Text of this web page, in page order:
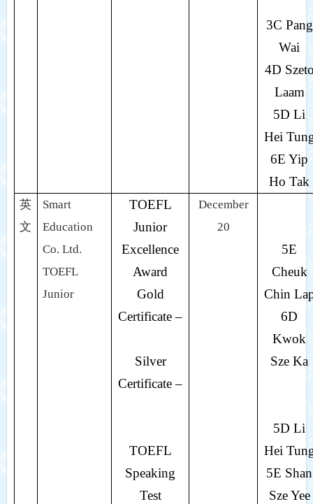
3C Pang
Wai
4D
Laam
5D Li
Hei
6E Yip
Ho Tak
英
文
Smart
Education
Co. Ltd.
TOEFL
Junior
TOEFL
Junior
Excellence
Award
Gold
Certificate –
Silver
Certificate –
TOEFL
Speaking
Test
December
20
5E
Cheuk
Chin
6D
Kwok
Sze Ka
5D Li
Hei
5E Shan
Sze Yee